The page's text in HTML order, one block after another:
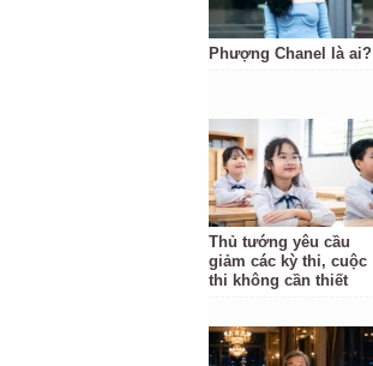
Phượng Chanel là ai?
Thủ tướng yêu cầu
giảm các kỳ thi, cuộc
thi không cần thiết